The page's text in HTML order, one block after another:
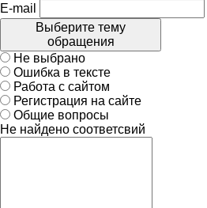
E-mail
Выберите тему
обращения
Не выбрано
Ошибка в тексте
Работа с сайтом
Регистрация на сайте
Общие вопросы
Не найдено соответсвий